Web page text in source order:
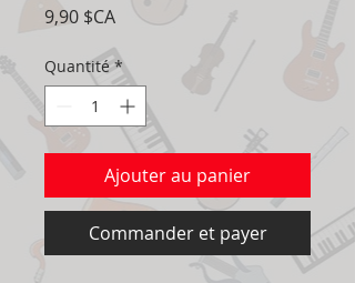
9,90 $CAPrix
Quantité *
Ajouter au panier
Commander et payer